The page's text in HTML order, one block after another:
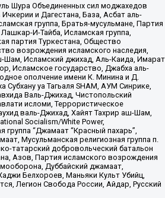
Шура Объединенных сил моджахедов
и Дагестана, База, Асбат аль-
группа, Братья-мусульмане, Партия
И-Тайба, Исламская группа,
партия Туркестана, Общество
возрождения исламского наследия,
Исламский джихад, Аль-Каида, Имарат
Исламское государство, Джабха аль-
ополчение имени К. Минина и Д.
уа Тагьаля SHAM, АУМ Синрике,
Валь-Джихад, Чистопольский
исломи, Террористическое
валь-Джихад, Хайят Тахрир аш-Шам,
Socialism/White Power,
группа “Джамаат “Красный пахарь”,
Мусульманская религиозная группа п.
татарский добровольческий батальон
Азов, Партия исламского возрождения
Дуббайский джамаат,
Белхороев, Маньяки Культ Убийц,
Легион Свобода России, Айдар, Русский